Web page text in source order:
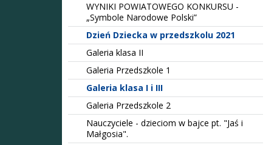
WYNIKI POWIATOWEGO KONKURSU -
„Symbole Narodowe Polski”
Dzień Dziecka w przedszkolu 2021
Galeria klasa II
Galeria Przedszkole 1
Galeria klasa I i III
Galeria Przedszkole 2
Nauczyciele - dzieciom w bajce pt. "Jaś i
Małgosia".